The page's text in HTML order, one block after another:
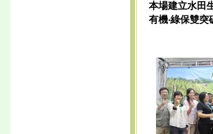
本場建立水田
有機‧綠保雙突